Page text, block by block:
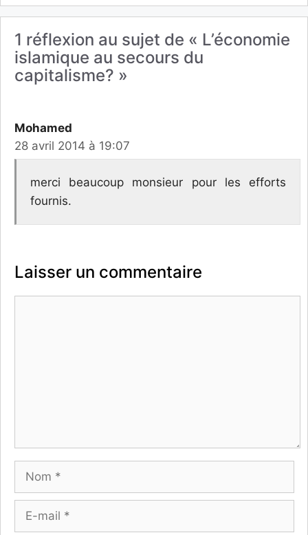
1 réflexion au sujet de « L’économie
islamique au secours du
capitalisme? »
Mohamed
28 avril 2014 à 19:07
merci beaucoup monsieur pour les efforts
fournis.
Laisser un commentaire
Nom